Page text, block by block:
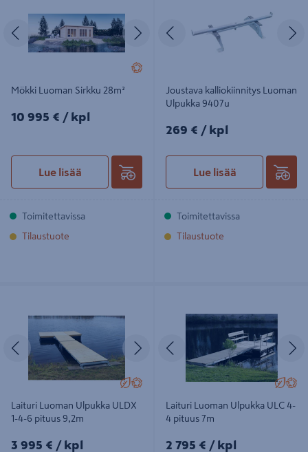
Edellinen Seuraava
Mökki Luoman Sirkku 28m²
10995€/kpl
10 995 € / kpl
Lue lisää
Toimitettavissa
Tilaustuote
Edellinen
Joustava kalliokiinnitys Luoman
Ulpukka 9407u
269€/kpl
269 € / kpl
Lue lisää
Toimitettavissa
Tilaustuote
Edellinen Seuraava
Laituri Luoman Ulpukka ULDX
1-4-6 pituus 9,2m
3995€/kpl
3 995 € / kpl
Edellinen
Laituri Luoman Ulpukka ULC 4-
4 pituus 7m
2795€/kpl
2 795 € / kpl